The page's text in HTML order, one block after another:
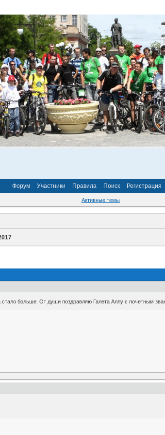
Форум Участники Правила Поиск Регистрация
Активные темы
стало больше. От души поздравляю Галета Аллу с почетным